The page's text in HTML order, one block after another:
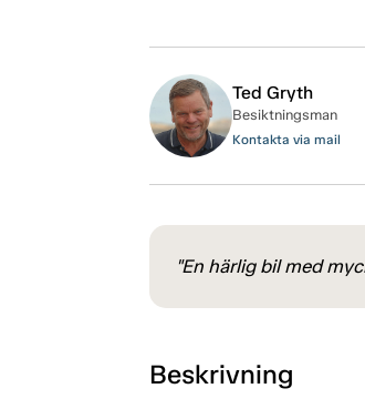
Ted Gryth
Besiktningsman
Kontakta via mail
"En härlig bil med
Beskrivning